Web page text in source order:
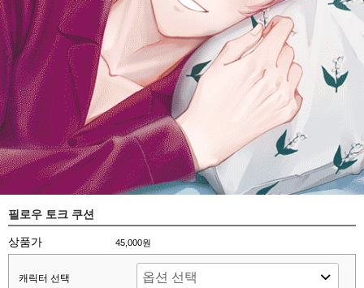
필로우 토크 쿠션
상품가 45,000원
캐릭터 선택